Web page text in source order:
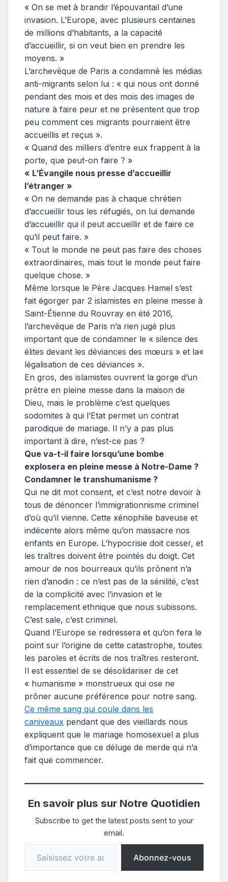
« On se met à brandir l’épouvantail d’une
invasion. L’Europe, avec plusieurs centaines
de millions d’habitants, a la capacité
d’accueillir, si on veut bien en prendre les
moyens. »
L’archevêque de Paris a condamné les médias
anti-migrants selon lui : « qui nous ont donné
pendant des mois et des mois des images de
nature à faire peur et ne présentent que trop
peu comment ces migrants pourraient être
accueillis et reçus ».
« Quand des milliers d’entre eux frappent à la
porte, que peut-on faire ? »
« L’Évangile nous presse d’accueillir
l’étranger »
« On ne demande pas à chaque chrétien
d’accueillir tous les réfugiés, on lui demande
d’accueillir qui il peut accueillir et de faire ce
qu’il peut faire. »
« Tout le monde ne peut pas faire des choses
extraordinaires, mais tout le monde peut faire
quelque chose. »
Même lorsque le Père Jacques Hamel s’est
fait égorger par 2 islamistes en pleine messe à
Saint-Étienne du Rouvray en été 2016,
l’archevêque de Paris n’a rien jugé plus
important que de condamner le « silence des
élites devant les déviances des mœurs » et la«
légalisation de ces déviances ».
En gros, des islamistes ouvrent la gorge d’un
prêtre en pleine messe dans la maison de
Dieu, mais le problème c’est quelques
sodomites à qui l’Etat permet un contrat
parodique de mariage. Il n’y a pas plus
important à dire, n’est-ce pas ?
Que va-t-il faire lorsqu’une bombe
explosera en pleine messe à Notre-Dame ?
Condamner le transhumanisme ?
Qui ne dit mot consent, et c’est notre devoir à
tous de dénoncer l’immigrationnisme criminel
d’où qu’il vienne. Cette xénophilie baveuse et
indécente alors même qu’on massacre nos
enfants en Europe. L’hypocrisie doit cesser, et
les traîtres doivent être pointés du doigt. Cet
amour de nos bourreaux qu’ils prônent n’a
rien d’anodin : ce n’est pas de la sénilité, c’est
de la complicité avec l’invasion et le
remplacement ethnique que nous subissons.
C’est sale, c’est criminel.
Quand l’Europe se redressera et qu’on fera le
point sur l’origine de cette catastrophe, toutes
les paroles et écrits de nos traîtres resteront.
Il est essentiel de se désolidariser de cet
« humanisme » monstrueux qui ose ne
prôner aucune préférence pour notre sang.
Ce même sang qui coule dans les
caniveaux pendant que des vieillards nous
expliquent que le mariage homosexuel a plus
d’importance que ce déluge de merde qui n’a
fait que commencer.
En savoir plus sur Notre Quotidien
Subscribe to get the latest posts sent to your
email.
Saisissez votre adresse e-mail…
Abonnez-vous